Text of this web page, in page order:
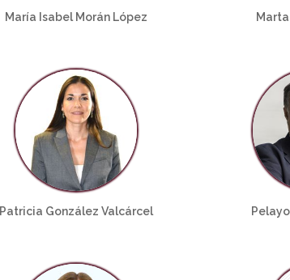
María Isabel Morán López
Patricia González Valcárcel